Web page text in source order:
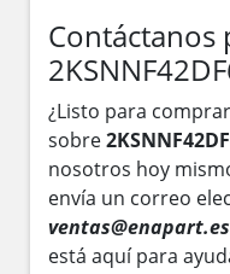
Contáctanos
¿Listo para
sobre
nosotros hoy
envía un correo
ventas@enapart.es
está aquí para